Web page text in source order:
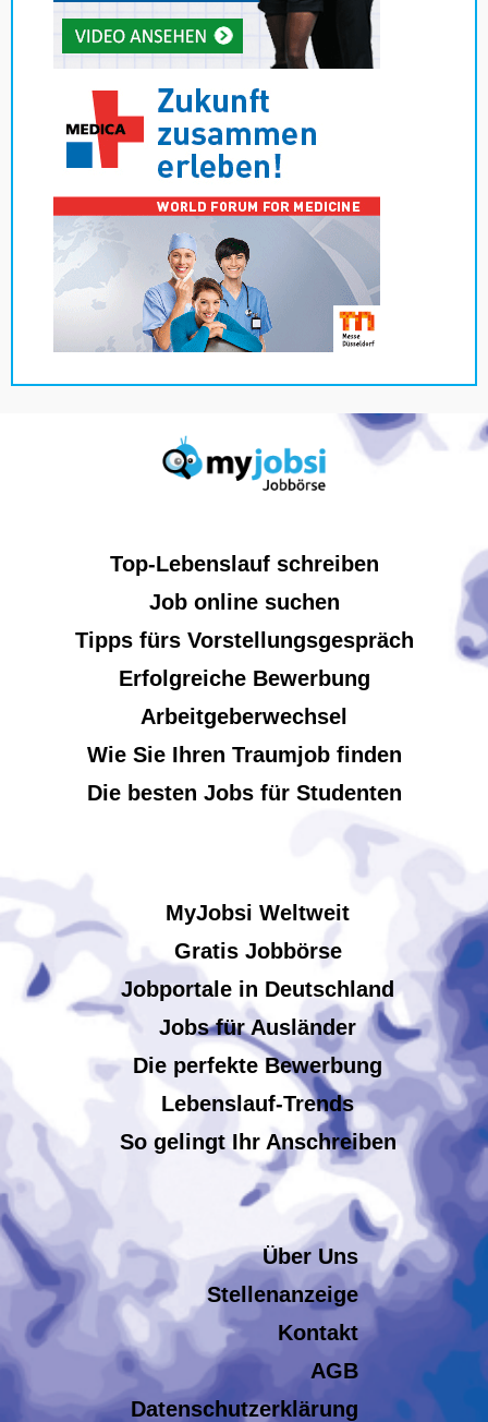
Top-Lebenslauf schreiben
Job online suchen
Tipps fürs Vorstellungsgespräch
Erfolgreiche Bewerbung
Arbeitgeberwechsel
Wie Sie Ihren Traumjob finden
Die besten Jobs für Studenten
MyJobsi Weltweit
Gratis Jobbörse
Jobportale in Deutschland
Jobs für Ausländer
Die perfekte Bewerbung
Lebenslauf-Trends
So gelingt Ihr Anschreiben
Über Uns
Stellenanzeige
Kontakt
AGB
Datenschutzerklärung